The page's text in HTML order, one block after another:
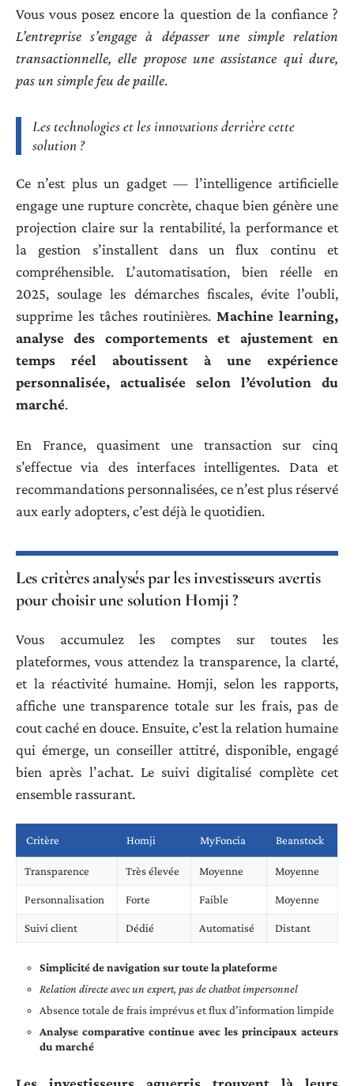
Vous vous posez encore la question de la confiance ?
L’entreprise s’engage à dépasser une simple relation
transactionnelle, elle propose une assistance qui dure,
pas un simple feu de paille.
Les technologies et les innovations derrière cette
solution ?
Ce n’est plus un gadget — l’intelligence artificielle
engage une rupture concrète, chaque bien génère une
projection claire sur la rentabilité, la performance et
la gestion s’installent dans un flux continu et
compréhensible. L’automatisation, bien réelle en
2025, soulage les démarches fiscales, évite l’oubli,
supprime les tâches routinières. Machine learning,
analyse des comportements et ajustement en
temps réel aboutissent à une expérience
personnalisée, actualisée selon l’évolution du
marché.
En France, quasiment une transaction sur cinq
s’effectue via des interfaces intelligentes. Data et
recommandations personnalisées, ce n’est plus réservé
aux early adopters, c’est déjà le quotidien.
Les critères analysés par les investisseurs avertis
pour choisir une solution Homji ?
Vous accumulez les comptes sur toutes les
plateformes, vous attendez la transparence, la clarté,
et la réactivité humaine. Homji, selon les rapports,
affiche une transparence totale sur les frais, pas de
cout caché en douce. Ensuite, c’est la relation humaine
qui émerge, un conseiller attitré, disponible, engagé
bien après l’achat. Le suivi digitalisé complète cet
ensemble rassurant.
Critère Homji MyFoncia Beanstock
Transparence Très élevée Moyenne Moyenne
Personnalisation Forte Faible Moyenne
Suivi client Dédié Automatisé Distant
Simplicité de navigation sur toute la plateforme
Relation directe avec un expert, pas de chatbot impersonnel
Absence totale de frais imprévus et flux d’information limpide
Analyse comparative continue avec les principaux acteurs
du marché